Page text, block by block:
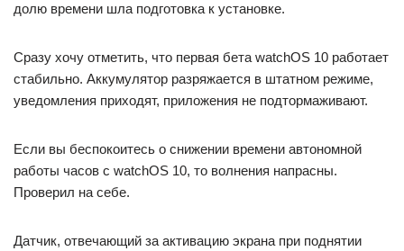
долю времени шла подготовка к установке.
Сразу хочу отметить, что первая бета watchOS 10 работает
стабильно. Аккумулятор разряжается в штатном режиме,
уведомления приходят, приложения не подтормаживают.
Если вы беспокоитесь о снижении времени автономной
работы часов с watchOS 10, то волнения напрасны.
Проверил на себе.
Датчик, отвечающий за активацию экрана при поднятии